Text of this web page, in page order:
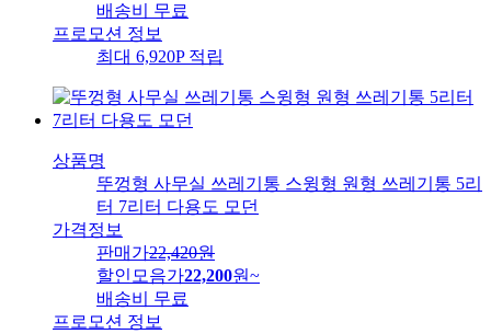
배송비
무료
프로모션 정보
최대 6,920P 적립
상품명
뚜껑형 사무실 쓰레기통 스윙형 원형 쓰레기통 5리
터 7리터 다용도 모던
가격정보
판매가22,420원
할인모음가22,200원~
배송비
무료
프로모션 정보